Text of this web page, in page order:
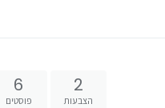
2
הצבעות
6
פוסטים